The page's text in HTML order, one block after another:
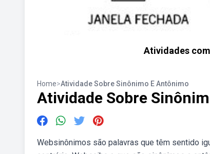
Atividades
Home>Atividade Sobre Sinônimo E Antônimo
Atividade Sobre
Websinônimos são palavras que têm sentido